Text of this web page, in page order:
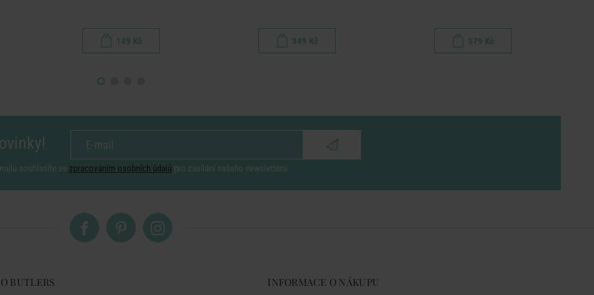
149 Kč 349 Kč 379 Kč
souhlasíte se zpracováním osobních údajů pro zasílání našeho newsletteru
BUTLERS INFORMACE O NÁKUPU